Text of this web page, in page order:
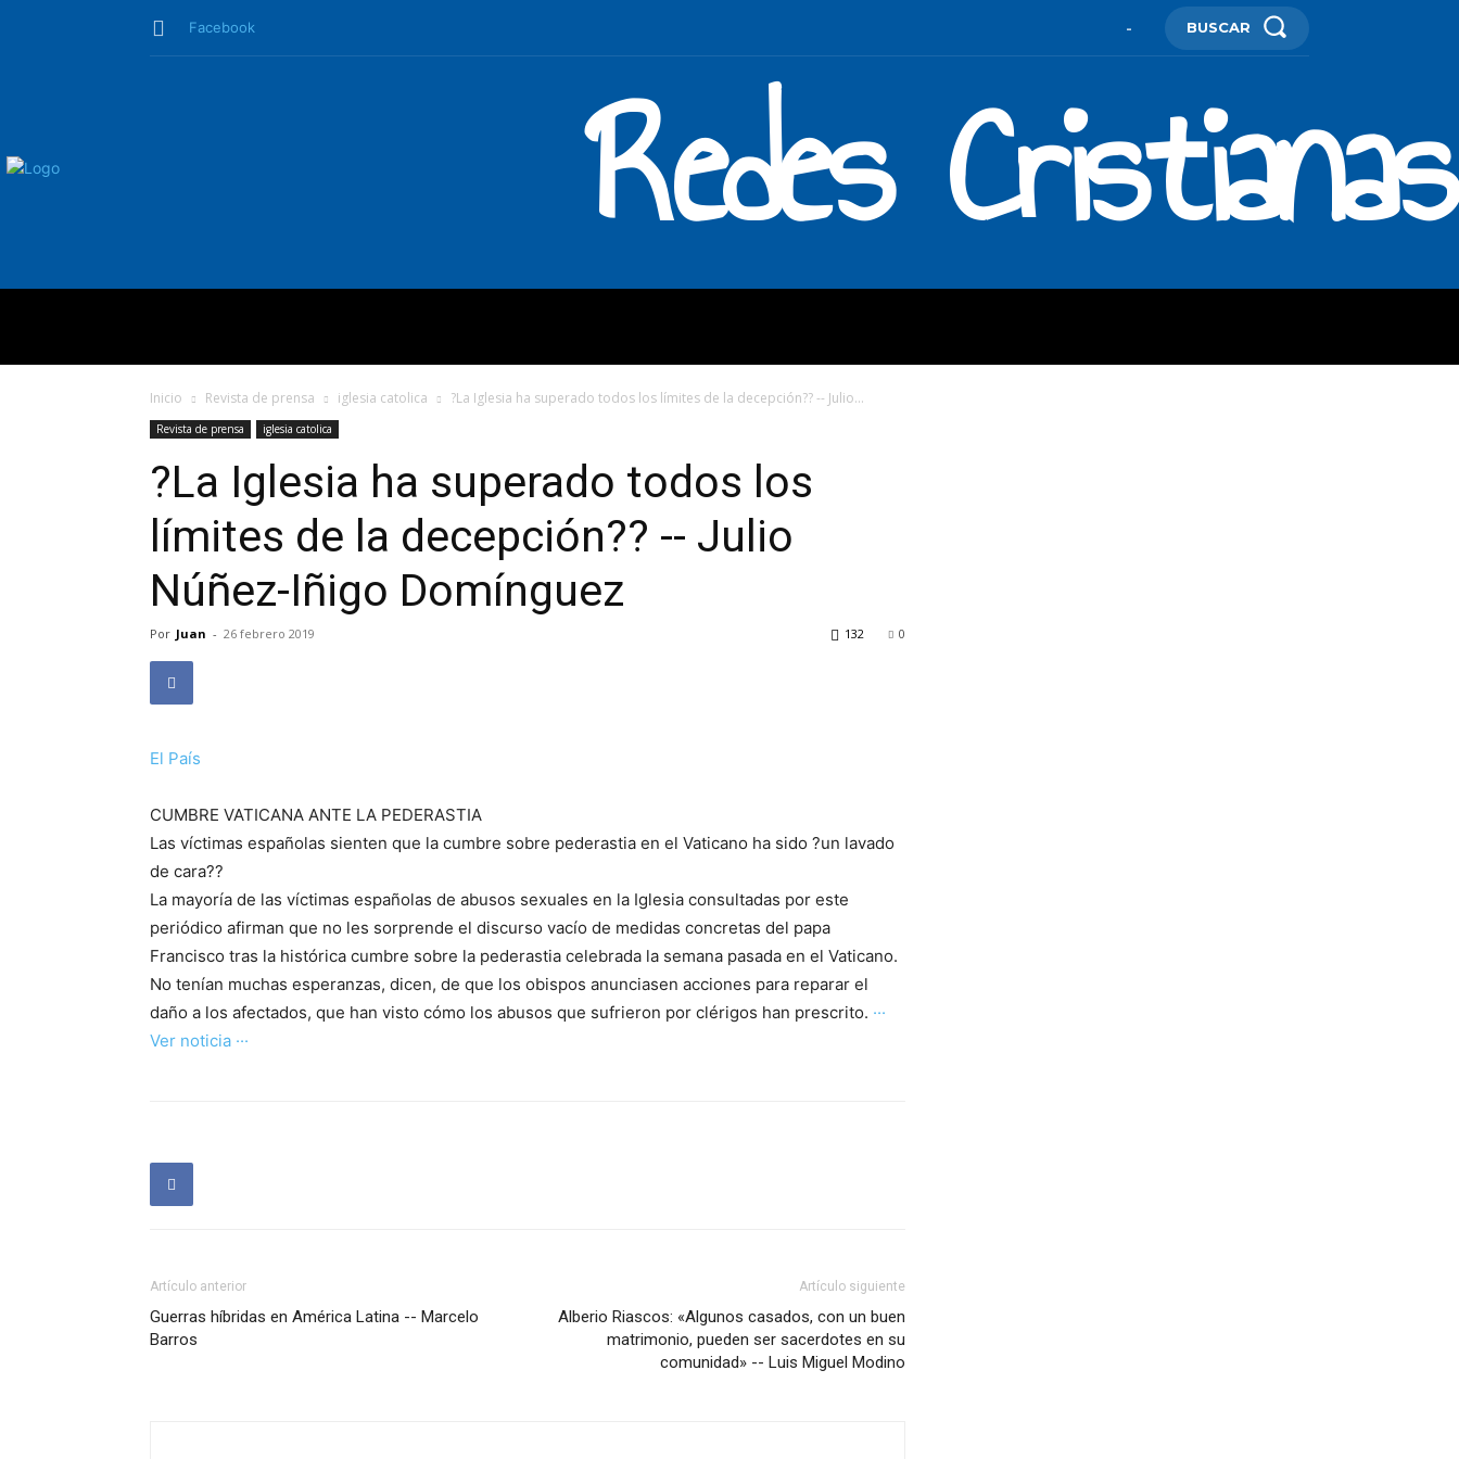
Facebook - BUSCAR
Redes Cristianas
Inicio Revista de prensa iglesia catolica ?La Iglesia ha superado todos los límites de la decepción?? -- Julio...
Revista de prensa iglesia catolica
?La Iglesia ha superado todos los
límites de la decepción?? -- Julio
Núñez-Iñigo Domínguez
Por Juan - 26 febrero 2019 0
132
El País
CUMBRE VATICANA ANTE LA PEDERASTIA
Las víctimas españolas sienten que la cumbre sobre pederastia en el Vaticano ha sido ?un lavado
de cara??
La mayoría de las víctimas españolas de abusos sexuales en la Iglesia consultadas por este
periódico afirman que no les sorprende el discurso vacío de medidas concretas del papa
Francisco tras la histórica cumbre sobre la pederastia celebrada la semana pasada en el Vaticano.
No tenían muchas esperanzas, dicen, de que los obispos anunciasen acciones para reparar el
daño a los afectados, que han visto cómo los abusos que sufrieron por clérigos han prescrito. ···
Ver noticia ···
Artículo anterior
Guerras híbridas en América Latina -- Marcelo
Barros
Artículo siguiente
Alberio Riascos: «Algunos casados, con un buen
matrimonio, pueden ser sacerdotes en su
comunidad» -- Luis Miguel Modino